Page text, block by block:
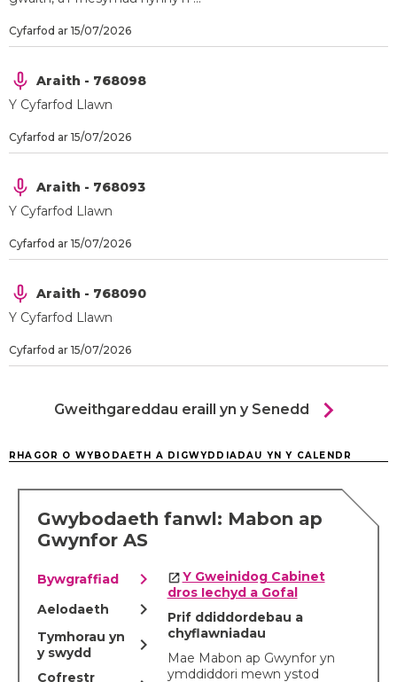
Cyfarfod ar 15/07/2026
Araith - 768098
Y Cyfarfod Llawn
Cyfarfod ar 15/07/2026
Araith - 768093
Y Cyfarfod Llawn
Cyfarfod ar 15/07/2026
Araith - 768090
Y Cyfarfod Llawn
Cyfarfod ar 15/07/2026
Gweithgareddau eraill yn y Senedd chevron_right
RHAGOR O WYBODAETH A DIGWYDDIADAU YN Y CALENDR
Gwybodaeth fanwl: Mabon ap
Gwynfor AS
Bywgraffiad chevron_right
Aelodaeth chevron_right
Tymhorau yn
y swydd
chevron_right
Cofrestr
Y Gweinidog Cabinet
dros Iechyd a Gofal
Prif ddiddordebau a
chyflawniadau
Mae Mabon ap Gwynfor yn
ymddiddori mewn ystod